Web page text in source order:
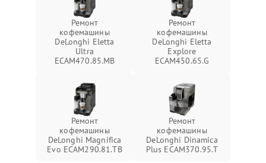
Ремонт
кофемашины
DeLonghi Eletta
Ultra
ECAM470.85.MB
Ремонт
кофемашины
DeLonghi Eletta
Explore
ECAM450.65.G
Ремонт
кофемашины
DeLonghi Magnifica
Evo ECAM290.81.TB
Ремонт
кофемашины
DeLonghi Dinamica
Plus ECAM370.95.T